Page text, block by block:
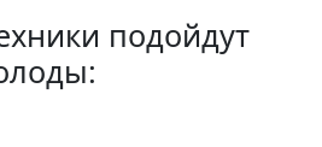
подойдут